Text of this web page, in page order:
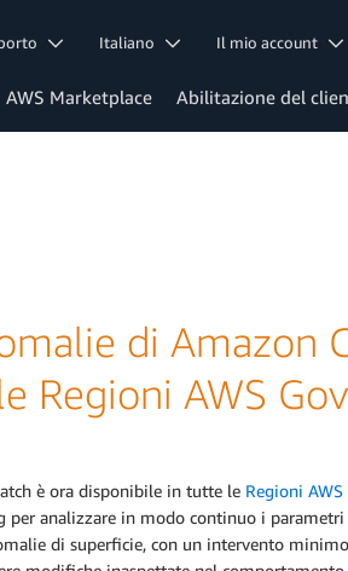
Italiano Il mio account
AWS Marketplace Abilitazione del
di Amazon
Regioni AWS
è ora disponibile in tutte le Regioni
analizzare in modo continuo i
di superficie, con un intervento